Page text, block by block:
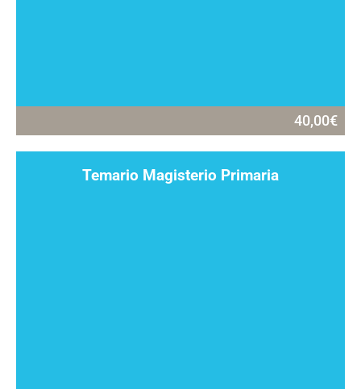
40,00€
Temario Magisterio Primaria